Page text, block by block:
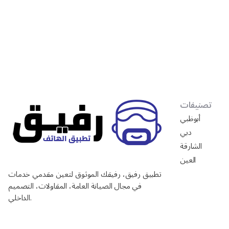
تطبيق رفيق، رفيقك الموثوق لتعين مقدمي خدمات
في مجال الصيانة العامة، المقاولات، التصميم
الداخلي.
تصنيفات
أبوظبي
دبي
الشارقة
العين